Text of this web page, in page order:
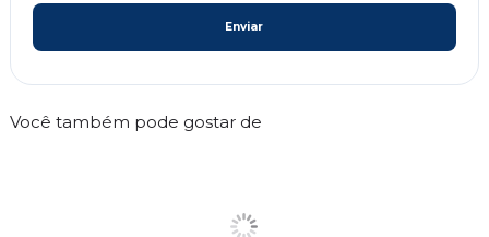
Enviar
Você também pode gostar de